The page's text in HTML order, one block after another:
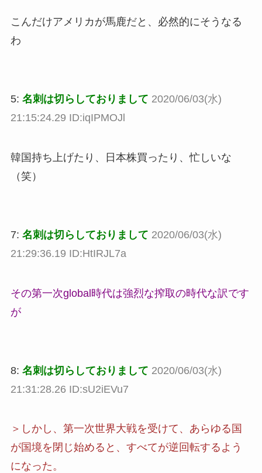
こんだけアメリカが馬鹿だと、必然的にそうなる
わ
5: 名刺は切らしておりまして 2020/06/03(水)
21:15:24.29 ID:iqIPMOJl
韓国持ち上げたり、日本株買ったり、忙しいな
（笑）
7: 名刺は切らしておりまして 2020/06/03(水)
21:29:36.19 ID:HtIRJL7a
その第一次global時代は強烈な搾取の時代な訳です
が
8: 名刺は切らしておりまして 2020/06/03(水)
21:31:28.26 ID:sU2iEVu7
＞しかし、第一次世界大戦を受けて、あらゆる国
が国境を閉じ始めると、すべてが逆回転するよう
になった。